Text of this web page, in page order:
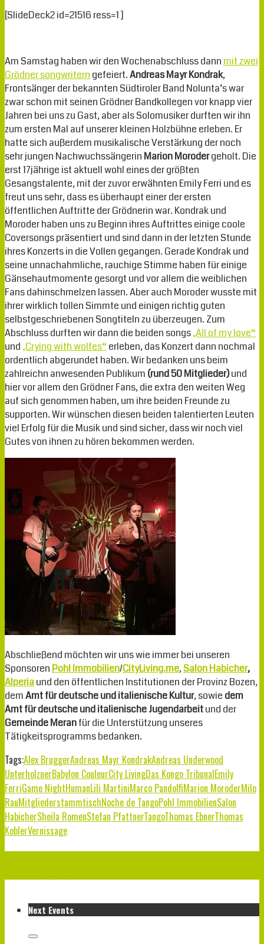
[SlideDeck2 id=21516 ress=1 ]
Am Samstag haben wir den Wochenabschluss dann mit zwei
Grödner songwritern gefeiert.Andreas Mayr Kondrak,
Frontsänger der bekannten Südtiroler Band Nolunta’s war
zwar schon mit seinen Grödner Bandkollegen vor knapp vier
Jahren bei uns zu Gast, aber als Solomusiker durften wir ihn
zum ersten Mal auf unserer kleinen Holzbühne erleben. Er
hatte sich außerdem musikalische Verstärkung der noch
sehr jungen Nachwuchssängerin Marion Morodergeholt. Die
erst 17jährige ist aktuell wohl eines der größten
Gesangstalente, mit der zuvor erwähnten Emily Ferri und es
freut uns sehr, dass es überhaupt einer der ersten
öffentlichen Auftritte der Grödnerin war. Kondrak und
Moroder haben uns zu Beginn ihres Auftrittes einige coole
Coversongs präsentiert und sind dann in der letzten Stunde
ihres Konzerts in die Vollen gegangen. Gerade Kondrak und
seine unnachahmliche, rauchige Stimme haben für einige
Gänsehautmomente gesorgt und vor allem die weiblichen
Fans dahinschmelzen lassen. Aber auch Moroder wusste mit
ihrer wirklich tollen Simmte und einigen richtig guten
selbstgeschriebenen Songtiteln zu überzeugen. Zum
Abschluss durften wir dann die beiden songs„All of my love“
und „Crying with wolfes“ erleben, das Konzert dann nochmal
ordentlich abgerundet haben. Wir bedanken uns beim
zahlreichn anwesenden Publikum (rund 50 Mitglieder)und
hier vor allem den Grödner Fans, die extra den weiten Weg
auf sich genommen haben, um ihre beiden Freunde zu
supporten. Wir wünschen diesen beiden talentierten Leuten
viel Erfolg für die Musik und sind sicher, dass wir noch viel
Gutes von ihnen zu hören bekommen werden.
Abschließend möchten wir uns wie immer bei unseren
Sponsoren Pohl Immobilien/CityLiving.me,Salon Habicher,
Alperiaund den öffentlichen Institutionen der Provinz Bozen,
demAmt für deutsche und italienische Kultur, sowie dem
Amt für deutsche und italienische Jugendarbeitund der
Gemeinde Meranfür die Unterstützung unseres
Tätigkeitsprogramms bedanken.
Tags:Alex BruggerAndreas Mayr KondrakAndreas Underwood
UnterholznerBabylon CouleurCity LivingDas Kongo TribunalEmily
FerriGame NightHumanLili MartiniMarco PandolfiMarion MoroderMilo
RauMitgliederstammtischNoche de TangoPohl ImmobilienSalon
HabicherSheila RomenStefan PfattnerTangoThomas EbnerThomas
KoblerVernissage
Next Events